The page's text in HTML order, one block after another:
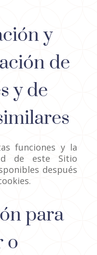
y
de
y de
funciones y la
de este Sitio
después
para
o